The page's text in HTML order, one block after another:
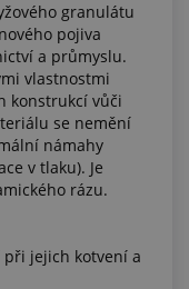
granulátu
pojiva
a průmyslu.
vlastnostmi
konstrukcí vůči
se nemění
námahy
v tlaku). Je
rázu.
jejich kotvení a